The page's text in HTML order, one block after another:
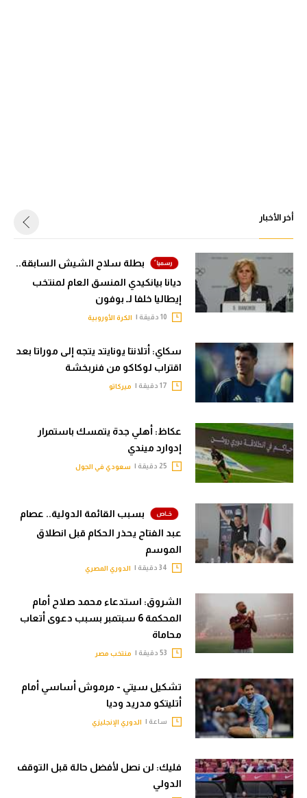
أخر الأخبار
بطلة سلاح الشيش السابقة..
ديانا بيانكيدي المنسق العام لمنتخب
إيطاليا خلفا لـ بوفون
الكرة الأوروبية
سكاي: أتلانتا يونايتد يتجه إلى موراتا بعد
اقتراب لوكاكو من فنربخشة
ميركاتو
عكاظ: أهلي جدة يتمسك باستمرار
إدوارد ميندي
سعودي في الجول
بسبب القائمة الدولية.. عصام
عبد الفتاح يحذر الحكام قبل انطلاق
الموسم
الدوري المصري
الشروق: استدعاء محمد صلاح أمام
المحكمة 6 سبتمبر بسبب دعوى أتعاب
محاماة
منتخب مصر
تشكيل سيتي - مرموش أساسي أمام
أتليتكو مدريد وديا
ساعة | الدوري الإنجليزي
فليك: لن نصل لأفضل حالة قبل التوقف
الدولي